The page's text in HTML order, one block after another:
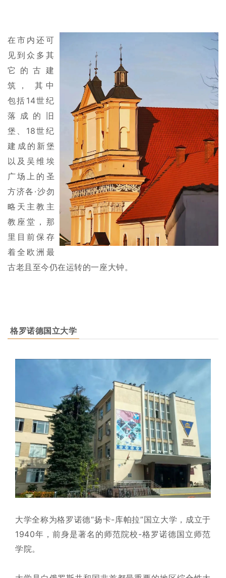
在市内还可
见到众多其
它的古建
筑， 其中
包括14世纪
落成的旧
堡、18世纪
建 成的新堡
以及吴维埃
广场上的圣
方济各·沙勿
略天主教主
教座堂，那
里目前保存
着全欧洲最
古老且至今仍在运转的一座大钟。
格罗诺德国立大学
大学全称为格罗诺德“扬卡-库帕拉”国立大学，成立于
1940年，前身是著名的师范院校-格罗诺德国立师范
学院。